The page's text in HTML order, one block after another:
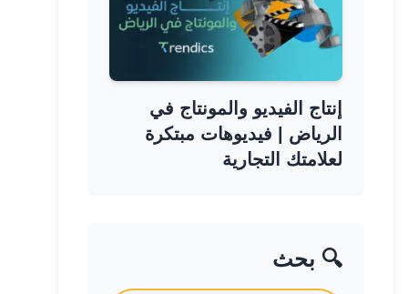
إنتاج الفيديو والمونتاج في
الرياض | فيديوهات مبتكرة
لعلامتك التجارية
🔍 بحث